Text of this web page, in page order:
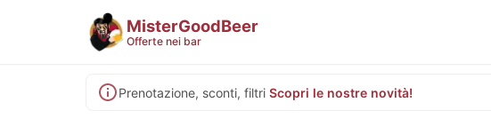
MisterGoodBeer
Offerte nei bar
Prenotazione, sconti, filtri Scopri le nostre novità!